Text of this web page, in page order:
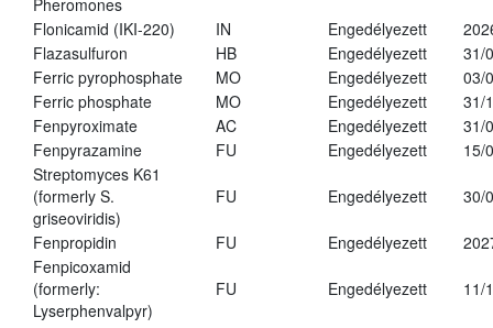
Pheromones
Flonicamid (IKI-220) IN Engedélyezett
Flazasulfuron
HB Engedélyezett
31/
Ferric pyrophosphate
MO Engedélyezett
03/
Ferric phosphate
MO Engedélyezett
31/
Fenpyroximate
AC Engedélyezett
31/
Fenpyrazamine
FU Engedélyezett
15/
Streptomyces K61
(formerly S.
griseoviridis)
FU Engedélyezett 30/
Fenpropidin FU Engedélyezett
Fenpicoxamid
(formerly:
Lyserphenvalpyr)
FU Engedélyezett 11/